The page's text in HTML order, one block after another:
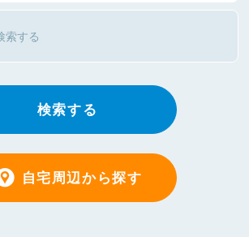
検索する
自宅周辺から探す